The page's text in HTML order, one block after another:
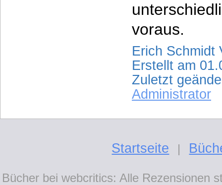
voraus.
Erich Schmidt
Erstellt am
Zuletzt
Administrator
Startseite |
Bücher bei webcritics: Alle Rezensionen